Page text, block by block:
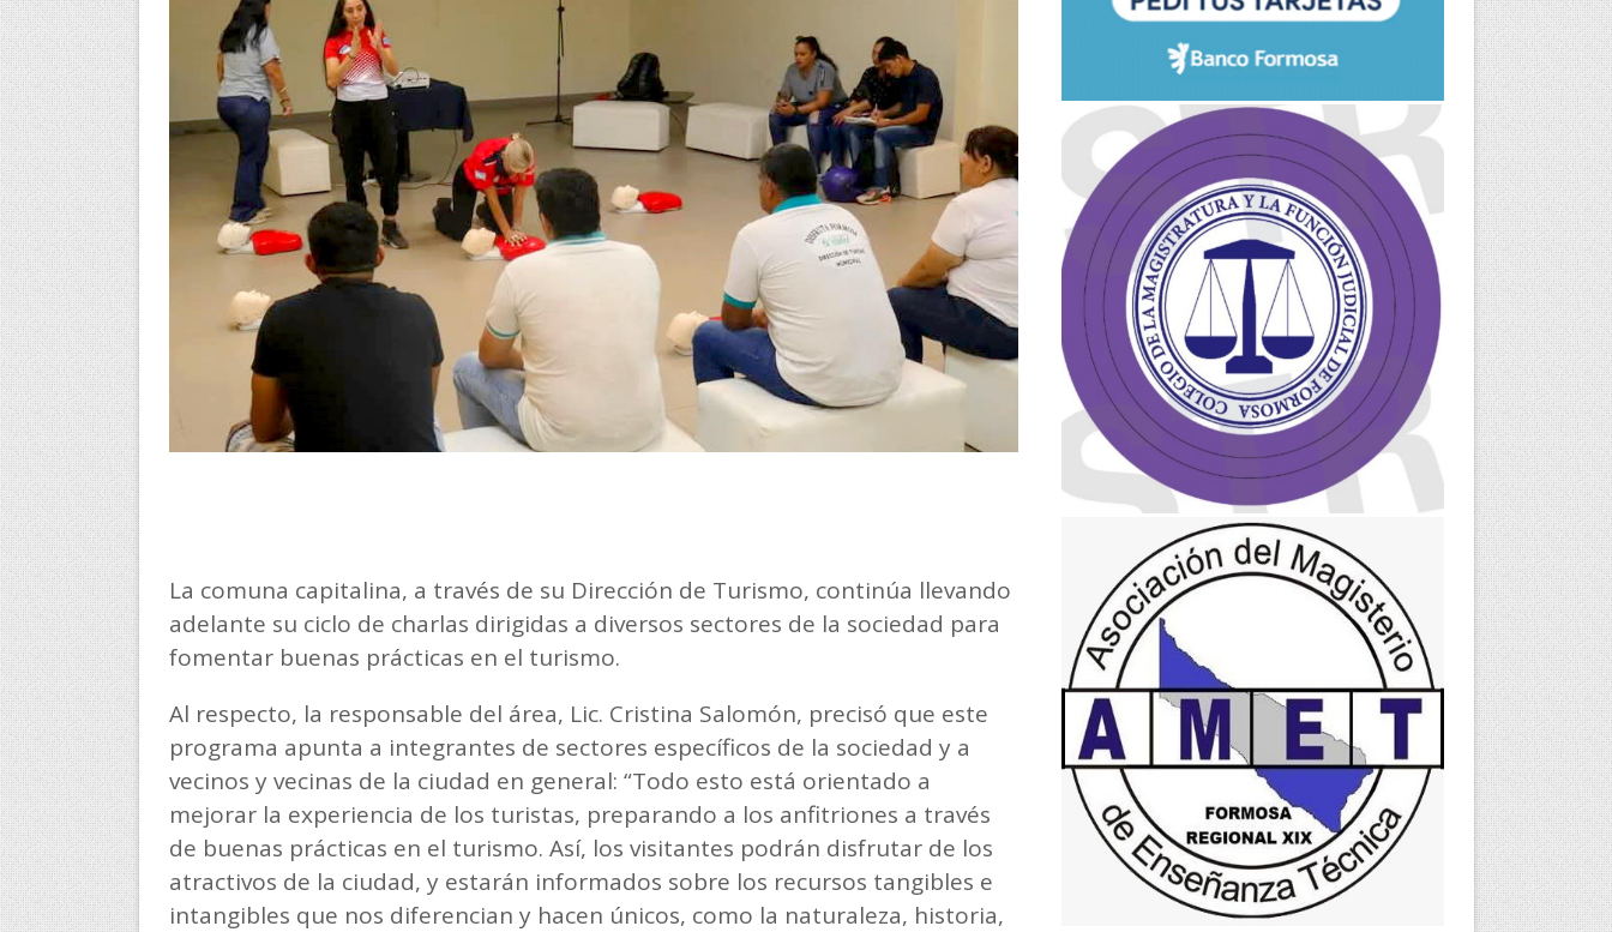
La comuna capitalina, a través de su Dirección de Turismo, continúa llevando
adelante su ciclo de charlas dirigidas a diversos sectores de la sociedad para
fomentar buenas prácticas en el turismo.
Al respecto, la responsable del área, Lic. Cristina Salomón, precisó que este
programa apunta a integrantes de sectores específicos de la sociedad y a
vecinos y vecinas de la ciudad en general: “Todo esto está orientado a
mejorar la experiencia de los turistas, preparando a los anfitriones a través
de buenas prácticas en el turismo. Así, los visitantes podrán disfrutar de los
atractivos de la ciudad, y estarán informados sobre los recursos tangibles e
intangibles que nos diferencian y hacen únicos, como la naturaleza, historia,